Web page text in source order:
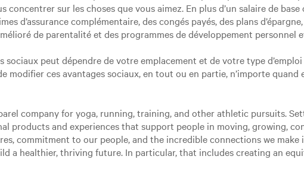
sur les choses que vous aimez. En plus d’un salaire de
d’assurance complémentaire, des congés payés, des plans
de parentalité et des programmes de développement personnel
sociaux peut dépendre de votre emplacement et de votre type
modifier ces avantages sociaux, en tout ou en partie, n’importe quand
company for yoga, running, training, and other athletic pursuits.
products and experiences that support people in moving, growing,
commitment to our people, and the incredible connections we make
a healthier, thriving future. In particular, that includes creating an